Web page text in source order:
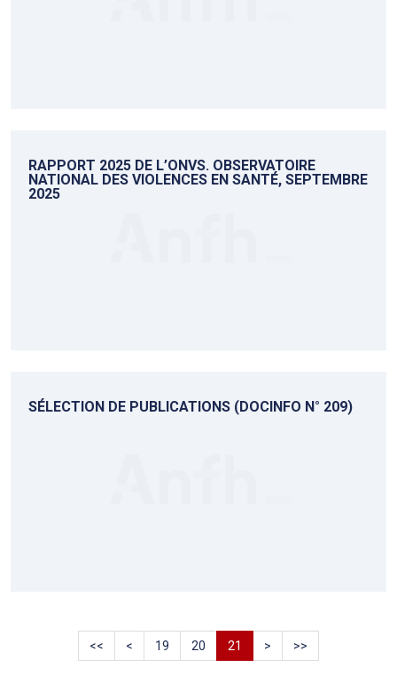
RAPPORT 2025 DE L’ONVS. OBSERVATOIRE
NATIONAL DES VIOLENCES EN SANTÉ, SEPTEMBRE
2025
SÉLECTION DE PUBLICATIONS (DOCINFO N° 209)
<< < 19 20 21 > >>